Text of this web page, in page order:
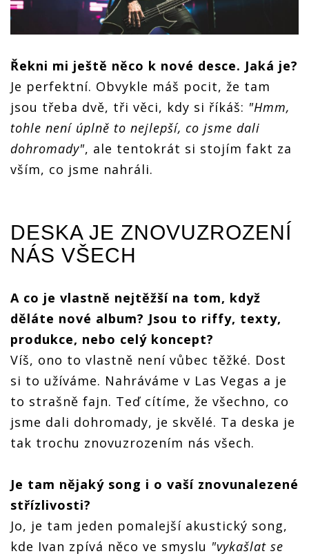
Řekni mi ještě něco k nové desce. Jaká je?
Je perfektní. Obvykle máš pocit, že tam
jsou třeba dvě, tři věci, kdy si říkáš: "Hmm,
tohle není úplně to nejlepší, co jsme dali
dohromady", ale tentokrát si stojím fakt za
vším, co jsme nahráli.
DESKA JE ZNOVUZROZENÍ
NÁS VŠECH
A co je vlastně nejtěžší na tom, když
děláte nové album? Jsou to riffy, texty,
produkce, nebo celý koncept?
Víš, ono to vlastně není vůbec těžké. Dost
si to užíváme. Nahráváme v Las Vegas a je
to strašně fajn. Teď cítíme, že všechno, co
jsme dali dohromady, je skvělé. Ta deska je
tak trochu znovuzrozením nás všech.
Je tam nějaký song i o vaší znovunalezené
střízlivosti?
Jo, je tam jeden pomalejší akustický song,
kde Ivan zpívá něco ve smyslu "vykašlat se